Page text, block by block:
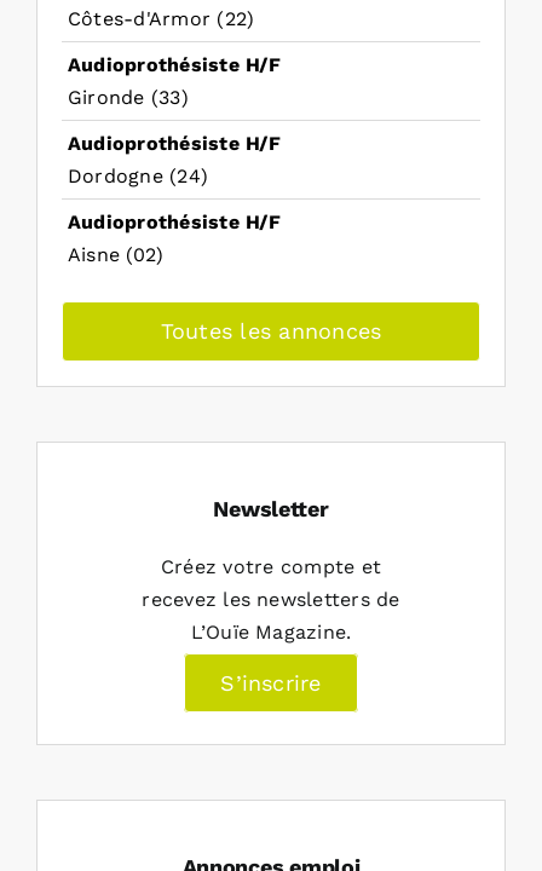
Côtes-d'Armor (22)
Audioprothésiste H/F
Gironde (33)
Audioprothésiste H/F
Dordogne (24)
Audioprothésiste H/F
Aisne (02)
Toutes les annonces
Newsletter
Créez votre compte et
recevez les newsletters de
L’Ouïe Magazine.
S’inscrire